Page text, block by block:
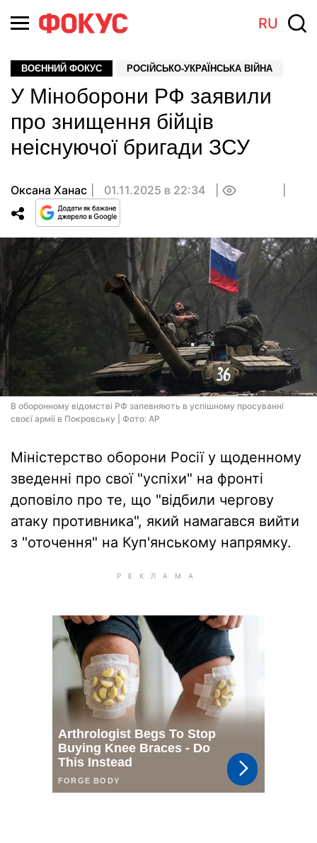
RU
ВОЄННИЙ ФОКУС РОСІЙСЬКО-УКРАЇНСЬКА ВІЙНА
У Міноборони РФ заявили
про знищення бійців
неіснуючої бригади ЗСУ
Оксана Ханас 01.11.2025 в 22:34
В оборонному відомстві РФ запевняють в успішному просуванні
своєї армії в Покровську | Фото: AP
Міністерство оборони Росії у щоденному
зведенні про свої "успіхи" на фронті
доповіло про те, що "відбили чергову
атаку противника", який намагався вийти
з "оточення" на Куп'янському напрямку.